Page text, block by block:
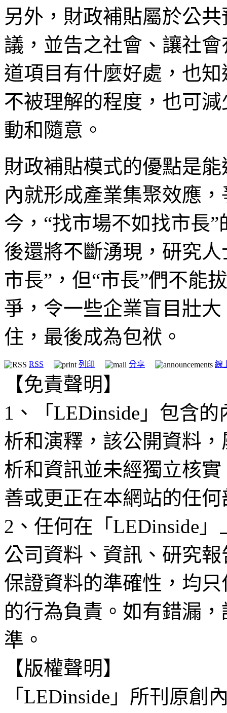
另外，財政補貼屬於公
議，並告之社會、讓社
道項目有什麼好處，也
不被理解的程度，也可
動和隨意。
財政補貼模式的優點是
內就形成產業集聚效應
今，“找市場不如找市長
後還將不斷湧現，研究
市長”，但“市長”們不能
爭，令一些企業盲目壯
住，最後成為包袱。
RSS 列印 分享 線
【免責聲明】
1、「LEDinside」包含
析和演釋，該公開資料
析和資訊並未經獨立核
善或更正在本網站的任
2、任何在「LEDinside
公司資料、資訊、研究
保證資料的準確性，均
的行為負責。如有錯漏
準。
【版權聲明】
「LEDinside」所刊原創